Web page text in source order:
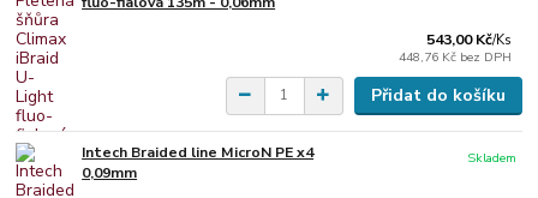
543,00 Kč/Ks
448,76 Kč bez DPH
Přidat do košíku
Intech Braided line MicroN PE x4
0,09mm
Skladem